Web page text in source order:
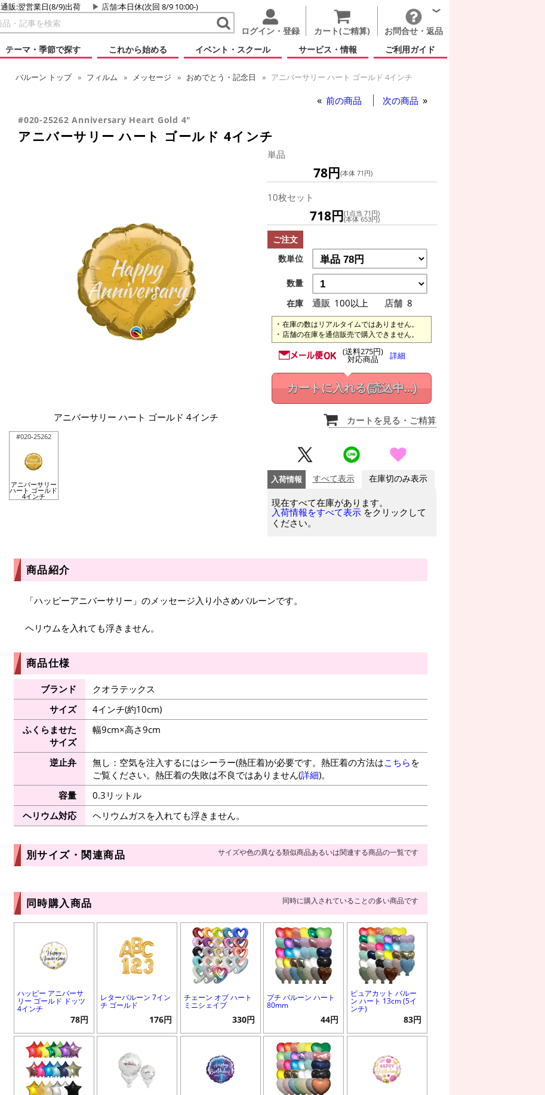
通販:翌営業日(8/9)出荷 店舗:本日休(次回 8/9 10:00-)
ログイン・登録 カート(ご精算)
お問合せ・返品
テーマ・季節で探す
これから始める イベント・スクール サービス・情報 ご利用ガイド
バルーン トップ フィルム メッセージ おめでとう・記念日 アニバーサリー ハート ゴールド 4インチ
前の商品 次の商品
#020-25262 Anniversary Heart Gold 4"
アニバーサリー ハート ゴールド 4インチ
アニバーサリー ハート ゴールド 4インチ
#020-25262
アニバーサリー
ハート ゴールド
4インチ
単品
78円(本体 71円)
10枚セット
718円(1点当 71円)
(本体 653円)
ご注文
数単位
数量
在庫
通販 100以上 店舗 8
在庫の数はリアルタイムではありません。
店舗の在庫を通信販売で購入できません。
(送料275円)
対応商品 詳細
カートに入れる(読込中...)
カートを見る ・ご精算
入荷情報 すべて表示 在庫切のみ表示
現在すべて在庫があります。
入荷情報をすべて表示 をクリックして
ください。
商品紹介
「ハッピーアニバーサリー」のメッセージ入り小さめバルーンです。
ヘリウムを入れても浮きません。
商品仕様
ブランド
クオラテックス
サイズ
4インチ(約10cm)
ふくらませた
サイズ
幅9cm×高さ9cm
逆止弁 無し：空気を注入するにはシーラー(熱圧着)が必要です。熱圧着の方法はこちら を
ご覧ください。熱圧着の失敗は不良ではありません(詳細)。
容量
0.3リットル
ヘリウム対応
ヘリウムガスを入れても浮きません。
別サイズ・関連商品 サイズや色の異なる類似商品あるいは関連する商品の一覧です
同時購入商品 同時に購入されていることの多い商品です
ハッピー アニバーサ
リー ゴールド ドッツ
4インチ
78円
レターバルーン 7イン
チ ゴールド
176円
チェーン オブ ハート
ミニシェイプ
330円
プチ バルーン ハート
80mm
44円
ピュアカット バルー
ン ハート 13cm (5イ
ンチ)
83円